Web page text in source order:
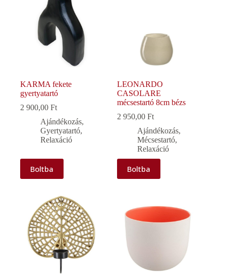
KARMA fekete
gyertyatartó
2 900,00 Ft
Ajándékozás,
Gyertyatartó,
Relaxáció
Boltba
LEONARDO
CASOLARE
mécsestartó 8cm bézs
2 950,00Ft
Ajándékozás,
Mécsestartó,
Relaxáció
Boltba